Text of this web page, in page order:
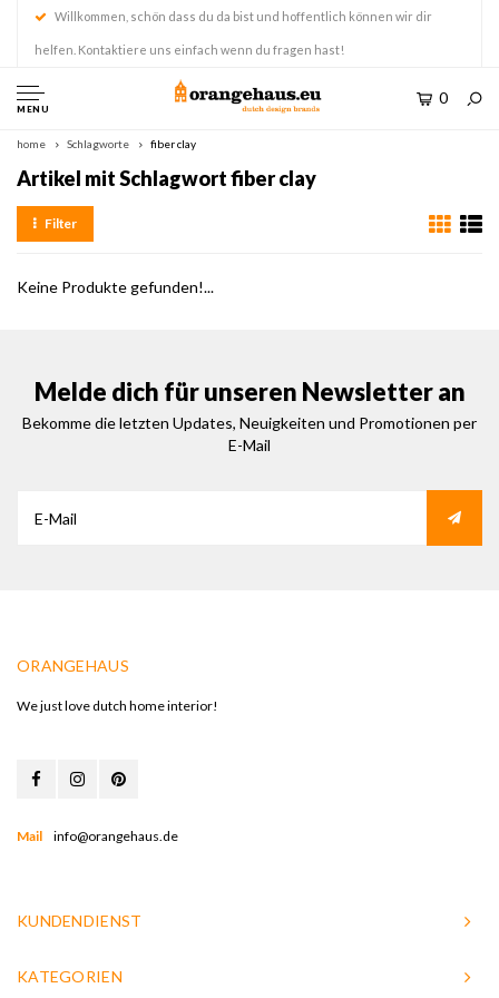
Willkommen, schön dass du da bist und hoffentlich können wir dir
helfen. Kontaktiere uns einfach wenn du fragen hast!
MENU
0
home Schlagworte fiber clay
Artikel mit Schlagwort fiber clay
Filter
Keine Produkte gefunden!...
Melde dich für unseren Newsletter an
Bekomme die letzten Updates, Neuigkeiten und Promotionen per
E-Mail
ORANGEHAUS
We just love dutch home interior!
Mail info@orangehaus.de
KUNDENDIENST
KATEGORIEN